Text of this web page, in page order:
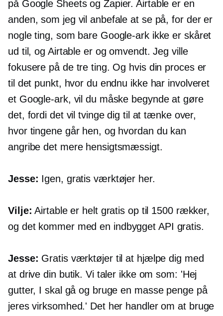
på Google Sheets og Zapier. Airtable er en
anden, som jeg vil anbefale at se på, for der er
nogle ting, som bare Google-ark ikke er skåret
ud til, og Airtable er og omvendt. Jeg ville
fokusere på de tre ting. Og hvis din proces er
til det punkt, hvor du endnu ikke har involveret
et Google-ark, vil du måske begynde at gøre
det, fordi det vil tvinge dig til at tænke over,
hvor tingene går hen, og hvordan du kan
angribe det mere hensigtsmæssigt.
Jesse: Igen, gratis værktøjer her.
Vilje: Airtable er helt gratis op til 1500 rækker,
og det kommer med en indbygget API gratis.
Jesse: Gratis værktøjer til at hjælpe dig med
at drive din butik. Vi taler ikke om som: 'Hej
gutter, I skal gå og bruge en masse penge på
jeres virksomhed.' Det her handler om at bruge